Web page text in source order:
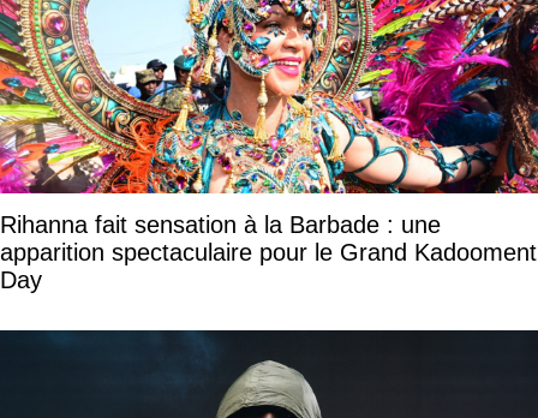
Rihanna fait sensation à la Barbade : une
apparition spectaculaire pour le Grand Kadooment
Day